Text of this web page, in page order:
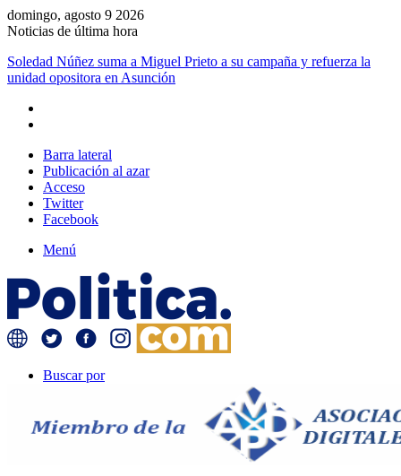
domingo, agosto 9 2026
Noticias de última hora
Soledad Núñez suma a Miguel Prieto a su campaña y refuerza la
unidad opositora en Asunción
Barra lateral
Publicación al azar
Acceso
Twitter
Facebook
Menú
Buscar por